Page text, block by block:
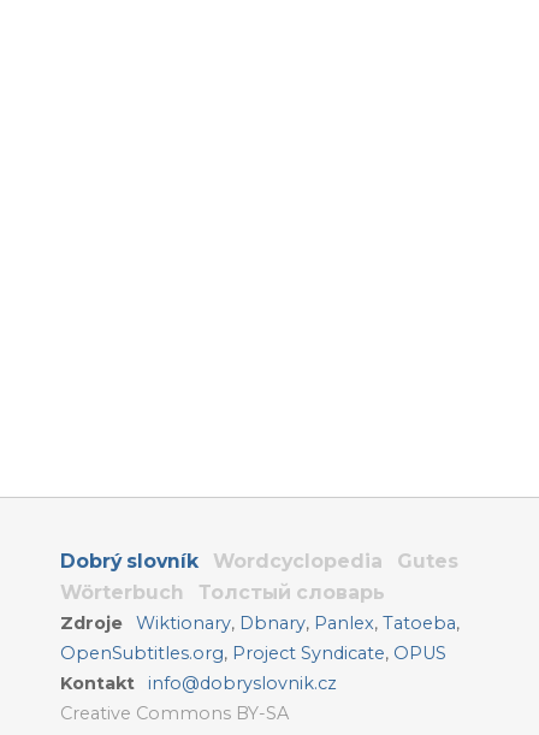
Dobrý slovník Wordcyclopedia
Gutes
Wörterbuch
Толстый словарь
Zdroje Wiktionary, Dbnary, Panlex,Tatoeba,
OpenSubtitles.org, Project Syndicate, OPUS
Kontakt
info@dobryslovnik.cz
Creative Commons BY-SA